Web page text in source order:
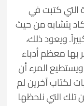
التي كتبت في
يتشابه من حيث
ويعود ذلك،
بها معظم أدباء
المرء أن
لكتاب آخرين لم
تلك التي نلحظها